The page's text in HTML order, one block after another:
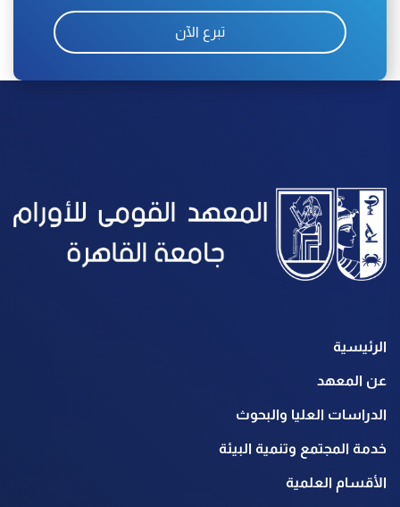
تبرع الآن
الرئيسية
عن المعهد
الدراسات العليا والبحوث
خدمة المجتمع وتنمية البيئة
الأقسام العلمية